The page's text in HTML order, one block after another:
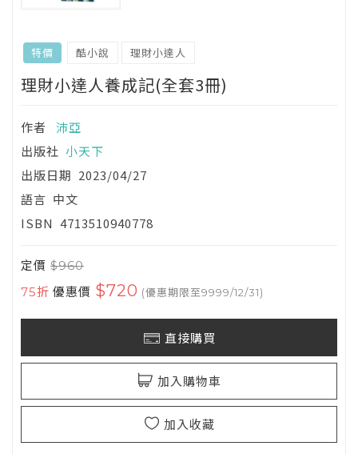
特價 酷小說 理財小達人
理財小達人養成記(全套3冊)
作者
沛亞
出版社 小天下
出版日期 2023/04/27
語言 中文
ISBN 4713510940778
定價 $960
75折 優惠價 $720 (優惠期限至9999/12/31)
直接購買
加入購物車
加入收藏